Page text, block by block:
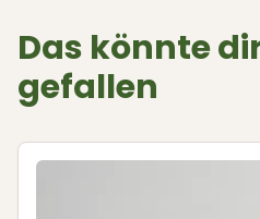
Das könnte
gefallen